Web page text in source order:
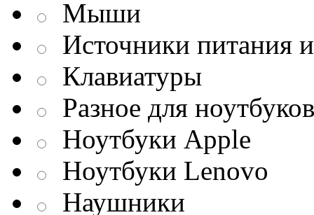
Мыши
Источники питания
Клавиатуры
Разное для ноутбуков
Ноутбуки Apple
Ноутбуки Lenovo
Наушники